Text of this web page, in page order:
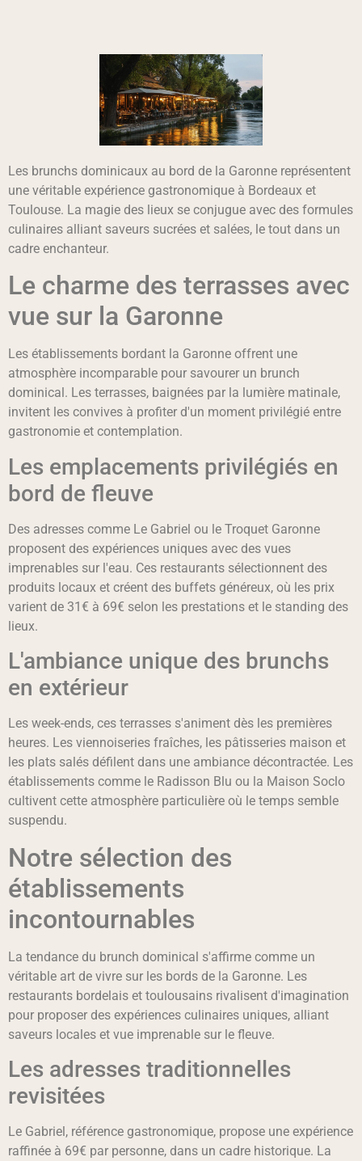
Les brunchs dominicaux au bord de la Garonne représentent
une véritable expérience gastronomique à Bordeaux et
Toulouse. La magie des lieux se conjugue avec des formules
culinaires alliant saveurs sucrées et salées, le tout dans un
cadre enchanteur.
Le charme des terrasses avec
vue sur la Garonne
Les établissements bordant la Garonne offrent une
atmosphère incomparable pour savourer un brunch
dominical. Les terrasses, baignées par la lumière matinale,
invitent les convives à profiter d'un moment privilégié entre
gastronomie et contemplation.
Les emplacements privilégiés en
bord de fleuve
Des adresses comme Le Gabriel ou le Troquet Garonne
proposent des expériences uniques avec des vues
imprenables sur l'eau. Ces restaurants sélectionnent des
produits locaux et créent des buffets généreux, où les prix
varient de 31€ à 69€ selon les prestations et le standing des
lieux.
L'ambiance unique des brunchs
en extérieur
Les week-ends, ces terrasses s'animent dès les premières
heures. Les viennoiseries fraîches, les pâtisseries maison et
les plats salés défilent dans une ambiance décontractée. Les
établissements comme le Radisson Blu ou la Maison Soclo
cultivent cette atmosphère particulière où le temps semble
suspendu.
Notre sélection des
établissements
incontournables
La tendance du brunch dominical s'affirme comme un
véritable art de vivre sur les bords de la Garonne. Les
restaurants bordelais et toulousains rivalisent d'imagination
pour proposer des expériences culinaires uniques, alliant
saveurs locales et vue imprenable sur le fleuve.
Les adresses traditionnelles
revisitées
Le Gabriel, référence gastronomique, propose une expérience
raffinée à 69€ par personne, dans un cadre historique. La